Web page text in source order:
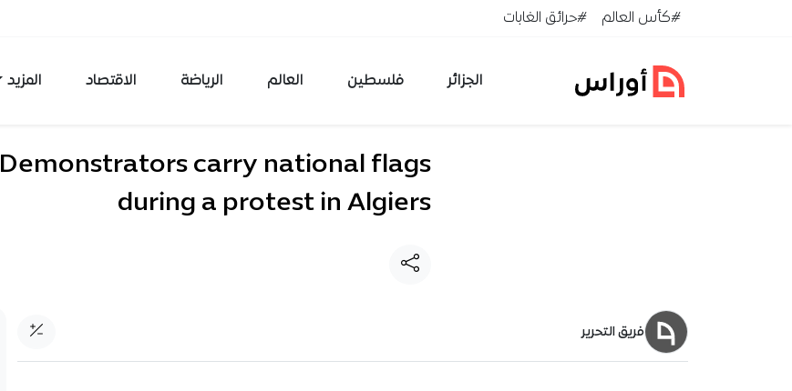
تخطي إلى المحتوى#كأس العالم #حرائق الغابات
الجزائر فلسطين العالم الرياضة الاقتصاد المزيد
Demonstrators carry national flags
during a protest in Algiers
فريق التحرير